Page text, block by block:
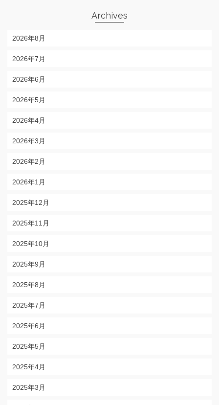
Archives
2026年8月
2026年7月
2026年6月
2026年5月
2026年4月
2026年3月
2026年2月
2026年1月
2025年12月
2025年11月
2025年10月
2025年9月
2025年8月
2025年7月
2025年6月
2025年5月
2025年4月
2025年3月